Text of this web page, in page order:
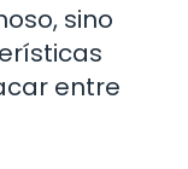
sino
entre